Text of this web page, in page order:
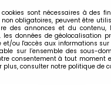
cookies sont nécessaires à des
non obligatoires, peuvent être
des annonces et du contenu,
les données de géolocalisation
et/ou l'accès aux informations
sur l’ensemble des sous-
consentement à tout moment
plus, consulter notre politique de